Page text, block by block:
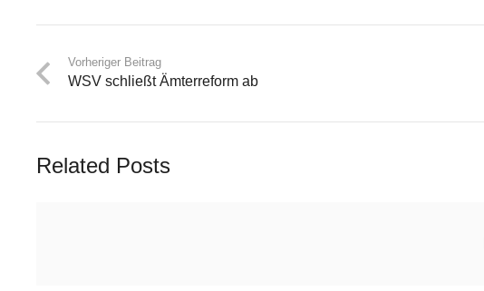
Vorheriger Beitrag
WSV schließt Ämterreform ab
Related Posts